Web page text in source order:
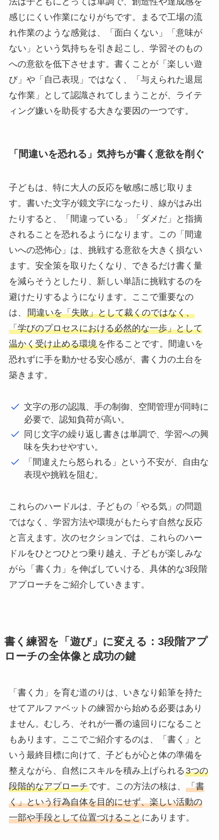
感じにくい作業になりがちです。まるで工場の流
れ作業のような感覚は、「面白くない」「意味が
ない」という気持ちを引き起こし、学習そのもの
への意欲を低下させます。書くことが「楽しい遊
び」や「自己表現」ではなく、「与えられた退屈
な作業」として認識されてしまうことが、ライテ
ィング嫌いを助長する大きな要因の一つです。
「間違いを恐れる」気持ちが書く意欲を削ぐ
子どもは、特に大人の反応を敏感に感じ取りま
す。書いた文字が鏡文字になったり、線がはみ出
たりすると、「間違っている」「ダメだ」と指摘
されることを恐れるようになります。この「間違
いへの恐怖心」は、挑戦する意欲を大きく損ない
ます。安全策を取りたくなり、できるだけ書く量
を減らそうとしたり、新しい単語に挑戦するのを
避けたりするようになります。ここで重要なの
は、 間違いを「失敗」として裁くのではなく、
「学びのプロセスにおける必然的な一歩」として
温かく受け止める環境を作ることです。間違いを
恐れずに手を動かせる安心感が、書く力の土台を
築きます。
文字の形の認識、手の制御、空間管理が同時に
必要で、認知負荷が高い。
同じ文字の繰り返し書きは単調で、学習への興
味を失わせやすい。
「間違えたら怒られる」という不安が、自由な
表現や挑戦を阻む。
これらのハードルは、子どもの「やる気」の問題
ではなく、学習方法や環境がもたらす自然な反応
と言えます。次のセクションでは、これらのハー
ドルをひとつひとつ乗り越え、子どもが楽しみな
がら「書く力」を伸ばしていける、具体的な3段階
アプローチをご紹介していきます。
書く練習を「遊び」に変える：3段階アプ
ローチの全体像と成功の鍵
「書く力」を育む道のりは、いきなり鉛筆を持た
せてアルファベットの練習から始める必要はあり
ません。むしろ、それが一番の遠回りになること
もあります。ここでご紹介するのは、「書く」と
いう最終目標に向けて、子どもが心と体の準備を
整えながら、自然にスキルを積み上げられる3つの
段階的なアプローチです。この方法の核は、 「書
く」という行為自体を目的にせず、楽しい活動の
一部や手段として位置づけることにあります。